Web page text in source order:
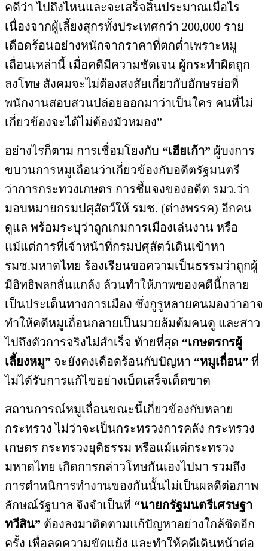
คดีว่า ไปถึงไหนและจะเสร็จสิ้นประมาณเมื่อไร
เนื่องจากผู้เลี้ยงสุกรทั้งประเทศกว่า 200,000 ราย
เดือดร้อนอย่างหนักจากราคาที่ตกต่ำเพราะหมู
เถื่อนเหล่านี้ เมื่อคดีมีความชัดเจน ผู้กระทำผิดถูก
ลงโทษ สังคมจะไม่ต้องสงสัยเกี่ยวกับอักษรย่อที่
พนักงานสอบสวนปล่อยออกมาว่าเป็นใคร คนที่ไม่
เกี่ยวข้องจะได้ไม่ต้องมัวหมอง”
อย่างไรก็ตาม การเชื่อมโยงกับ “เฮียเก้า” ผู้บงการ
ขบวนการหมูเถื่อนว่าเกี่ยวข้องกับอดีตรัฐมนตรี
ว่าการกระทวงเกษตร การชี้แจงของอดีต รมว.ว่า
มอบหมายกรมปศุสัตว์ให้ รมช. (ต่างพรรค) อีกคน
ดูแล พร้อมระบุว่าถูกเกมการเมืองเล่นงาน หรือ
แม้แต่การที่เจ้าหน้าที่กรมปศุสัตว์เดินเข้าหา
รมช.มหาดไทย ร้องเรียนขอความเป็นธรรมว่าถูกผู้
มีอิทธิพลกลั่นแกล้ง ล้วนทำให้ภาพของคดีนี้กลาย
เป็นประเด็นทางการเมือง ซึ่งกูรูหลายคนมองว่าอาจ
ทำให้คดีหมูเถื่อนกลายเป็นมวยล้มต้มคนดู และสาว
ไปถึงตัวการจริงไม่สำเร็จ ท้ายที่สุด “เกษตรกรผู้
เลี้ยงหมู” จะยังคงเดือดร้อนกับปัญหา “หมูเถื่อน” ที่
ไม่ได้รับการแก้ไขอย่างเบ็ดเสร็จเด็ดขาด
สถานการณ์หมูเถื่อนขณะนี้เกี่ยวข้องกับหลาย
กระทรวง ไม่ว่าจะเป็นกระทรวงการคลัง กระทรวง
เกษตร กระทรวงยุติธรรม หรือแม้แต่กระทรวง
มหาดไทย เกิดการกล่าวโทษกันเองไปมา รวมถึง
การตำหนิการทำงานของกันนั้นไม่เป็นผลดีต่อภาพ
ลักษณ์รัฐบาล จึงจำเป็นที่ “นายกรัฐมนตรีเศรษฐา
ทวีสิน” ต้องลงมาติดตามแก้ปัญหาอย่างใกล้ชิดอีก
ครั้ง เพื่อลดความขัดแย้ง และทำให้คดีเดินหน้าต่อ